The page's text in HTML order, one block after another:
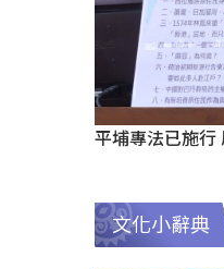
平埔專法已施行
文化小辭典